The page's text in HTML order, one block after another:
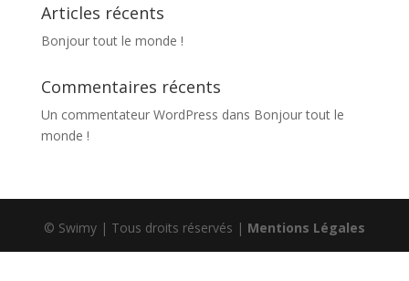
Articles récents
Bonjour tout le monde !
Commentaires récents
Un commentateur WordPress dans Bonjour tout le
monde !
© Swimy | Tous droits réservés | Mentions Légales